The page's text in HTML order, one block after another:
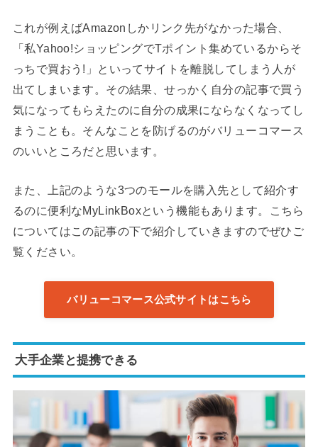
これが例えばAmazonしかリンク先がなかった場合、
「私Yahoo!ショッピングでTポイント集めているからそ
っちで買おう!」といってサイトを離脱してしまう人が
出てしまいます。その結果、せっかく自分の記事で買う
気になってもらえたのに自分の成果にならなくなってし
まうことも。そんなことを防げるのがバリューコマース
のいいところだと思います。
また、上記のような3つのモールを購入先として紹介す
るのに便利なMyLinkBoxという機能もあります。こちら
についてはこの記事の下で紹介していきますのでぜひご
覧ください。
バリューコマース公式サイトはこちら
大手企業と提携できる